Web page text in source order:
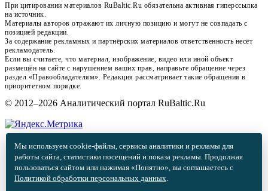
При цитировании материалов RuBaltic.Ru обязательна активная гиперссылка
на источник.
Материалы авторов отражают их личную позицию и могут не совпадать с
позицией редакции.
За содержание рекламных и партнёрских материалов ответственность несёт
рекламодатель.
Если вы считаете, что материал, изображение, видео или иной объект
размещён на сайте с нарушением ваших прав, направьте обращение через
раздел «Правообладателям». Редакция рассматривает такие обращения в
приоритетном порядке.
© 2012–2026 Аналитический портал RuBaltic.Ru
Мы используем cookie-файлы, сервисы аналитики и рекламы для
работы сайта, статистики посещений и показа рекламы. Продолжая
пользоваться сайтом или нажимая «Понятно», вы соглашаетесь с
Политикой обработки персональных данных.